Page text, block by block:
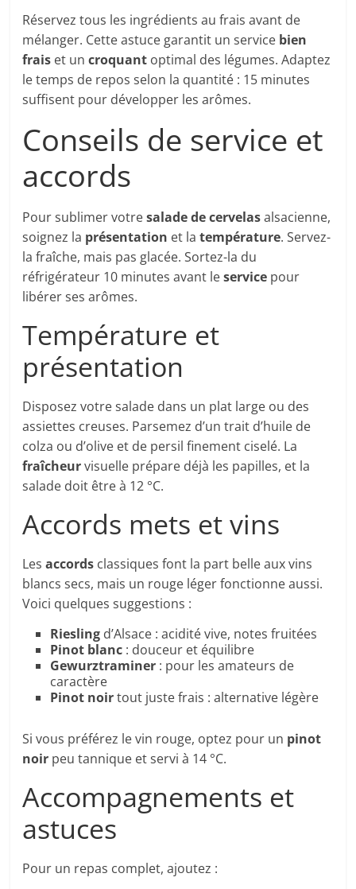
Réservez tous les ingrédients au frais avant de
mélanger. Cette astuce garantit un service bien
frais et uncroquant optimal des légumes. Adaptez
le temps de repos selon la quantité : 15 minutes
suffisent pour développer les arômes.
Conseils de service et
accords
Pour sublimer votresalade de cervelasalsacienne,
soignez la présentation et latempérature. Servez-
la fraîche, mais pas glacée. Sortez-la du
réfrigérateur 10 minutes avant leservice pour
libérer ses arômes.
Température et
présentation
Disposez votre salade dans un plat large ou des
assiettes creuses. Parsemez d’un trait d’huile de
colza ou d’olive et de persil finement ciselé. La
fraîcheurvisuelle prépare déjà les papilles, et la
salade doit être à 12 °C.
Accords mets et vins
Lesaccords classiques font la part belle aux vins
blancs secs, mais un rouge léger fonctionne aussi.
Voici quelques suggestions :
Riesling d’Alsace : acidité vive, notes fruitées
Pinot blanc : douceur et équilibre
Gewurztraminer : pour les amateurs de
caractère
Pinot noirtout juste frais : alternative légère
Si vous préférez le vin rouge, optez pour un pinot
noir peu tannique et servi à 14 °C.
Accompagnements et
astuces
Pour un repas complet, ajoutez :